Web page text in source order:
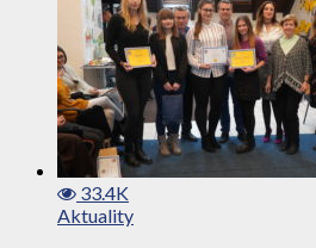
33.4K
Aktuality